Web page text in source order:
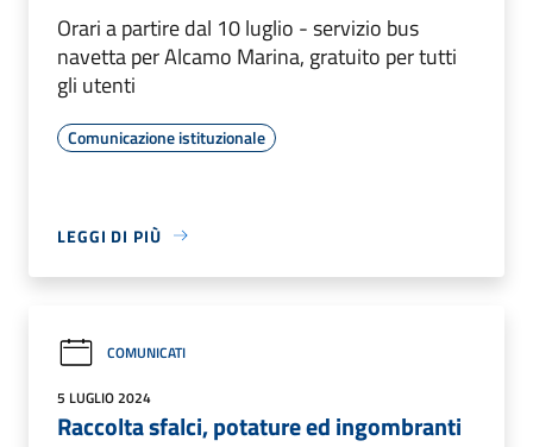
Orari a partire dal 10 luglio - servizio bus
navetta per Alcamo Marina, gratuito per tutti
gli utenti
Comunicazione istituzionale
LEGGI DI PIÙ
COMUNICATI
5 LUGLIO 2024
Raccolta sfalci, potature ed ingombranti